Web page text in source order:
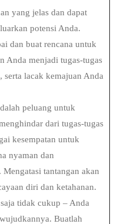
yang jelas dan dapat
potensi Anda.
dan buat rencana untuk
Anda menjadi tugas-tugas
lacak kemajuan Anda
peluang untuk
dari tugas-tugas
kesempatan untuk
nyaman dan
tantangan akan
diri dan ketahanan.
tidak cukup – Anda
Buatlah